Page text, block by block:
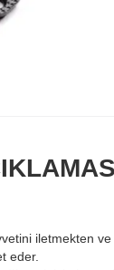
iletmekten ve
eder.